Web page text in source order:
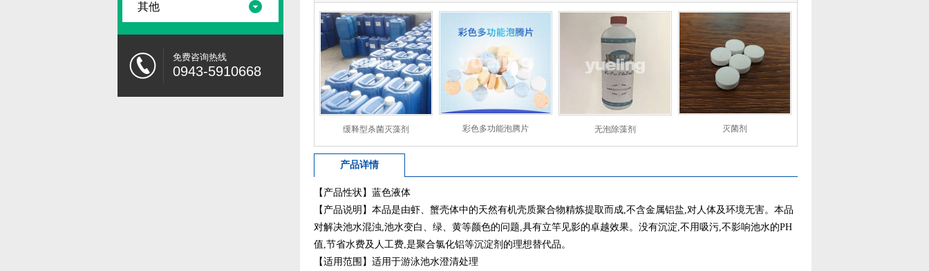
其他
免费咨询热线
0943-5910668
缓释型杀菌灭藻剂 彩色多功能泡腾片 无泡除藻剂 灭菌剂
产品详情
【产品性状】蓝色液体
【产品说明】本品是由虾、蟹壳体中的天然有机壳质聚合物精炼提取而成,不含金属铝盐,对人体及环境无害。本品
对解决池水混浊,池水变白、绿、黄等颜色的问题,具有立竿见影的卓越效果。没有沉淀,不用吸污,不影响池水的PH
值,节省水费及人工费,是聚合氯化铝等沉淀剂的理想替代品。
【适用范围】适用于游泳池水澄清处理